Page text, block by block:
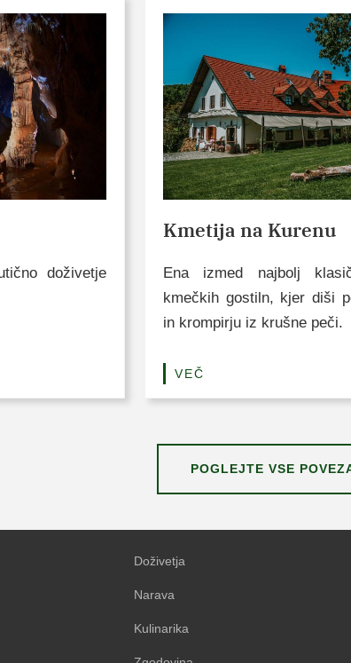
doživetje
Kmetija na Kurenu
Ena izmed najbolj
kmečkih gostiln, kjer diši
in krompirju iz krušne peči.
VEČ
POGLEJTE VSE
Doživetja
Narava
Kulinarika